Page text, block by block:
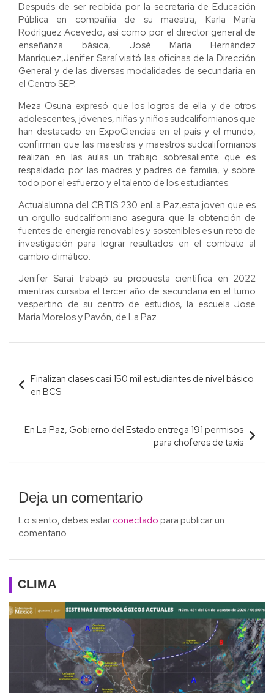
Después de ser recibida por la secretaria de Educación
Pública en compañía de su maestra, Karla María
Rodríguez Acevedo, así como por el director general de
enseñanza básica, José María Hernández
Manríquez,Jenifer Saraí visitó las oficinas de la Dirección
General y de las diversas modalidades de secundaria en
el Centro SEP.
Meza Osuna expresó que los logros de ella y de otros
adolescentes, jóvenes, niñas y niños sudcalifornianos que
han destacado en ExpoCiencias en el país y el mundo,
confirman que las maestras y maestros sudcalifornianos
realizan en las aulas un trabajo sobresaliente que es
respaldado por las madres y padres de familia, y sobre
todo por el esfuerzo y el talento de los estudiantes.
Actualalumna del CBTIS 230 enLa Paz,esta joven que es
un orgullo sudcaliforniano asegura que la obtención de
fuentes de energía renovables y sostenibles es un reto de
investigación para lograr resultados en el combate al
cambio climático.
Jenifer Saraí trabajó su propuesta científica en 2022
mientras cursaba el tercer año de secundaria en el turno
vespertino de su centro de estudios, la escuela José
María Morelos y Pavón, de La Paz.
Navegación
de
entradas
Finalizan clases casi 150 mil estudiantes de nivel básico
en BCS
En La Paz, Gobierno del Estado entrega 191 permisos
para choferes de taxis
Deja un comentario
Lo siento, debes estar conectado para publicar un
comentario.
CLIMA